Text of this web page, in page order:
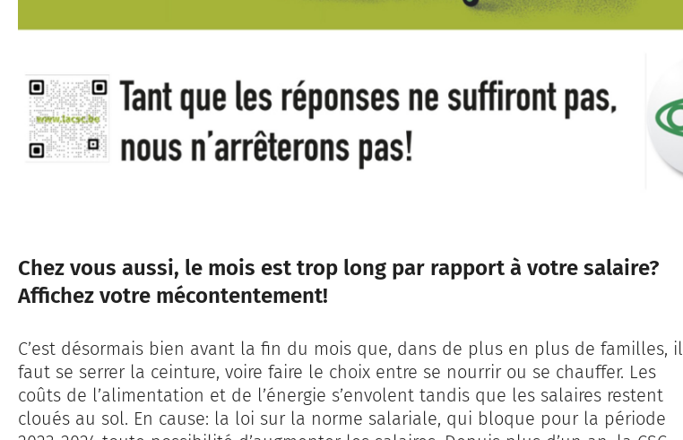
Chez vous aussi, le mois est trop long par rapport à votre salaire?
Affichez votre mécontentement!
C’est désormais bien avant la fin du mois que, dans de plus en plus de familles, il
faut se serrer la ceinture, voire faire le choix entre se nourrir ou se chauffer. Les
coûts de l’alimentation et de l’énergie s’envolent tandis que les salaires restent
cloués au sol. En cause: la loi sur la norme salariale, qui bloque pour la période